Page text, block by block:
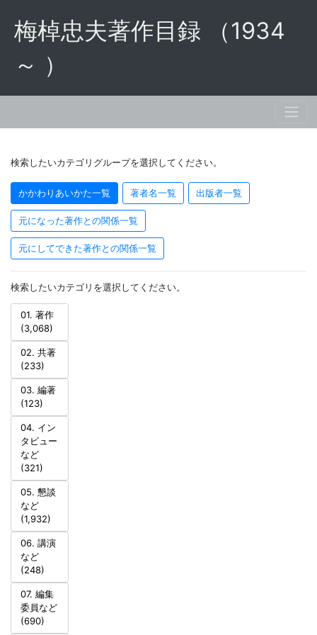
梅棹忠夫著作目録 （1934
～ ）
検索したいカテゴリグループを選択してください。
かかわりあいかた一覧 著者名一覧 出版者一覧
元になった著作との関係一覧
元にしてできた著作との関係一覧
検索したいカテゴリを選択してください。
01. 著作
(3,068)
02. 共著
(233)
03. 編著
(123)
04. イン
タビュー
など
(321)
05. 懇談
など
(1,932)
06. 講演
など
(248)
07. 編集
委員など
(690)